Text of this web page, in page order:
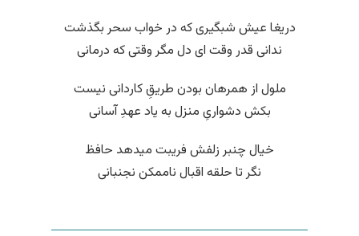
دریغا عیش شبگیری که در خواب سحر بگذشت
ندانی قدر وقت ای دل مگر وقتی که درمانی
ملول از همرهان بودن طریقِ کاردانی نیست
بکش دشواریِ منزل به یاد عهدِ آسانی
خیال چنبر زلفش فریبت میدهد حافظ
نگر تا حلقه اقبال ناممکن نجنبانی